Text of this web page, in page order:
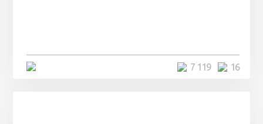
16
7 119